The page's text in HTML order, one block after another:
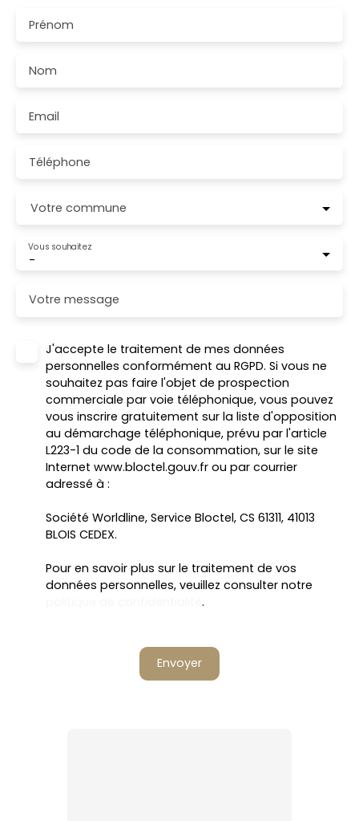
Prénom
Nom
Email
Téléphone
Votre commune
-
Vous souhaitez
Votre message
J'accepte le traitement de mes données
personnelles conformément au RGPD. Si vous ne
souhaitez pas faire l'objet de prospection
commerciale par voie téléphonique, vous pouvez
vous inscrire gratuitement sur la liste d'opposition
au démarchage téléphonique, prévu par l'article
L223-1 du code de la consommation, sur le site
Internet www.bloctel.gouv.fr ou par courrier
adressé à :
Société Worldline, Service Bloctel, CS 61311, 41013
BLOIS CEDEX.
Pour en savoir plus sur le traitement de vos
données personnelles, veuillez consulter notre
.
Envoyer